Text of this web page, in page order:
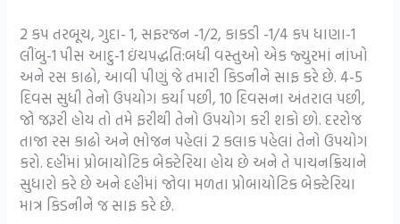
2 કપ તરબૂચ, ગુદા- 1, સફરજન -1/2, કાકડી -1/4 કપ ધાણા-1
લીંબુ-1 પીસ આદુ-1 ઇંચપદ્ધતિ:બધી વસ્તુઓ એક જ્યુરમાં નાંખો
અને રસ કાઢો, આવી પીણું જે તમારી કિડનીને સાફ કરે છે. 4-5
દિવસ સુધી તેનો ઉપયોગ કર્યા પછી, 10 દિવસના અંતરાલ પછી,
જો જરૂરી હોય તો તમે ફરીથી તેનો ઉપયોગ કરી શકો છો. દરરોજ
તાજા રસ કાઢો અને ભોજન પહેલાં 2 કલાક પહેલાં તેનો ઉપયોગ
કરો. દહીંમાં પ્રોબાયોટિક બેક્ટેરિયા હોય છે અને તે પાચનક્રિયાને
સુધારો કરે છે અને દહીંમાં જોવા મળતા પ્રોબાયોટિક બેક્ટેરિયા
માત્ર કિડનીને જ સાફ કરે છે.